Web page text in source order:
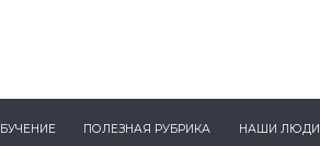
ПОЛЕЗНАЯ РУБРИКА НАШИ ЛЮДИ